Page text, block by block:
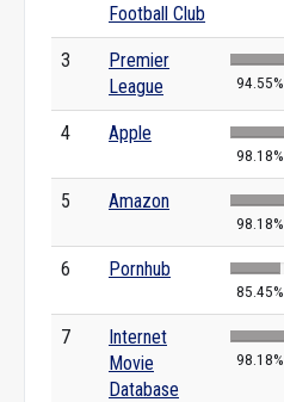
Football Club
3
Premier
League
94.55%
4 Apple
98.18%
5 Amazon
98.18%
6 Pornhub
85.45%
7
Internet
Movie
Database
98.18%